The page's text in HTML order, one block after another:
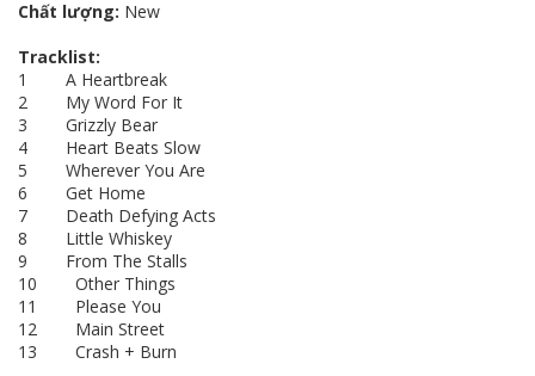
Chất lượng: New
Tracklist:
1 A Heartbreak
2 My Word For It
3 Grizzly Bear
4 Heart Beats Slow
5 Wherever You Are
6 Get Home
7 Death Defying Acts
8 Little Whiskey
9 From The Stalls
10 Other Things
11 Please You
12 Main Street
13 Crash + Burn